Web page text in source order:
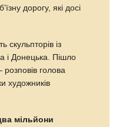
дорогу, які досі
із
і Донецька. Пішло
голова
художників
мільйони